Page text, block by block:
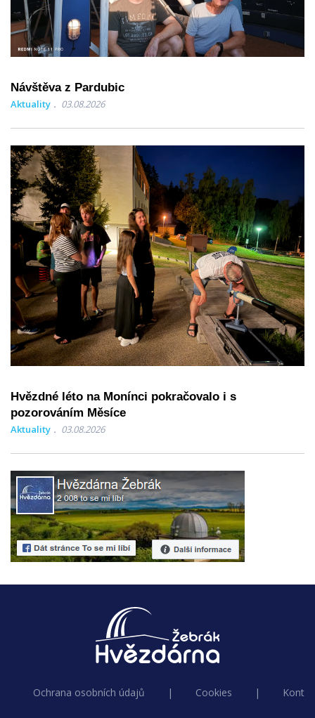
Návštěva z Pardubic
Aktuality 03.08.2026
Hvězdné léto na Monínci pokračovalo i s
pozorováním Měsíce
Aktuality 03.08.2026
Ochrana osobních údajů | Cookies |